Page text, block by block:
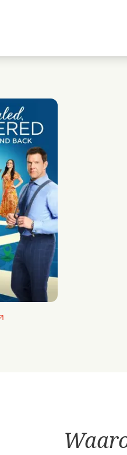
Zomerse films